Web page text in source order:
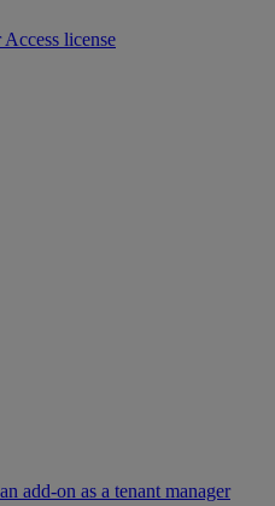
license
add-on as a tenant manager